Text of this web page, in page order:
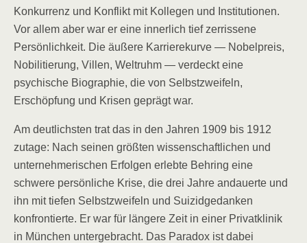
Konkurrenz und Konflikt mit Kollegen und Institutionen.
Vor allem aber war er eine innerlich tief zerrissene
Persönlichkeit. Die äußere Karrierekurve — Nobelpreis,
Nobilitierung, Villen, Weltruhm — verdeckt eine
psychische Biographie, die von Selbstzweifeln,
Erschöpfung und Krisen geprägt war.
Am deutlichsten trat das in den Jahren 1909 bis 1912
zutage: Nach seinen größten wissenschaftlichen und
unternehmerischen Erfolgen erlebte Behring eine
schwere persönliche Krise, die drei Jahre andauerte und
ihn mit tiefen Selbstzweifeln und Suizidgedanken
konfrontierte. Er war für längere Zeit in einer Privatklinik
in München untergebracht. Das Paradox ist dabei